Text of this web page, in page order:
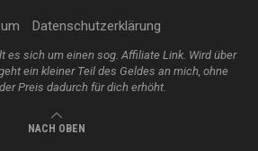
Datenschutzerklärung
es sich um einen sog. Affiliate Link. Wird über
ein kleiner Teil des Geldes an mich, ohne
Preis dadurch für dich erhöht.
NACH OBEN